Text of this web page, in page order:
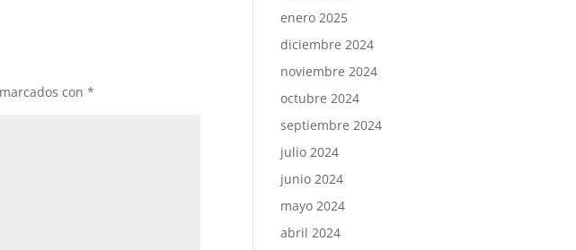
con*
enero 2025
diciembre 2024
noviembre 2024
octubre 2024
septiembre 2024
julio 2024
junio 2024
mayo 2024
abril 2024